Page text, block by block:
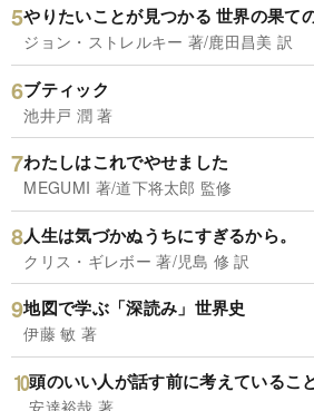
やりたいことが見つかる 世界の果て
ジョン・ストレルキー 著/鹿田昌美 訳
ブティック
池井戸 潤 著
わたしはこれでやせました
MEGUMI 著/道下将太郎 監修
人生は気づかぬうちにすぎるから。
クリス・ギレボー 著/児島 修 訳
地図で学ぶ「深読み」世界史
伊藤 敏 著
頭のいい人が話す前に考えているこ
安達裕哉 著